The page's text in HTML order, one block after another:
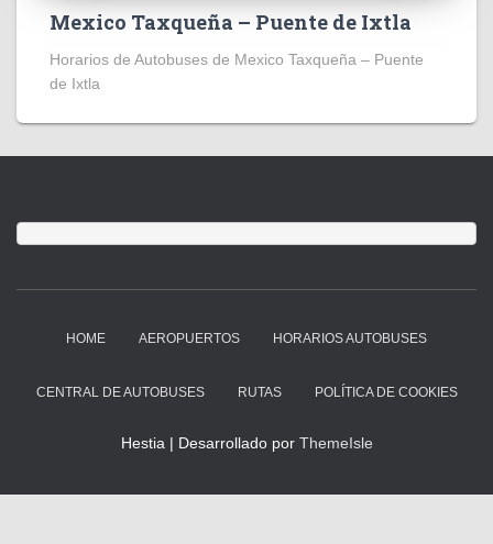
Mexico Taxqueña – Puente de Ixtla
Horarios de Autobuses de Mexico Taxqueña – Puente
de Ixtla
HOME AEROPUERTOS HORARIOS AUTOBUSES
CENTRAL DE AUTOBUSES RUTAS POLÍTICA DE COOKIES
Hestia | Desarrollado por ThemeIsle